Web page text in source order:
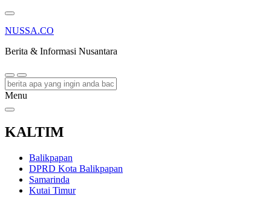
NUSSA.CO
Berita & Informasi Nusantara
Menu
KALTIM
Balikpapan
DPRD Kota Balikpapan
Samarinda
Kutai Timur